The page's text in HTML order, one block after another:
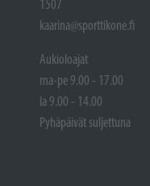
1507
kaarina@sporttikone.fi
Aukioloajat
ma-pe 9.00 - 17.00
la 9.00 - 14.00
Pyhäpäivät suljettuna